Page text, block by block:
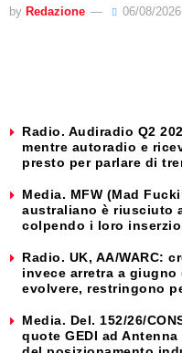
by Redazione 06/08/2026
Radio. Audiradio Q2
mentre autoradio e
presto per parlare di
Media. MFW (Mad
australiano è riusciuto
colpendo i loro
Radio. UK, AA/WARC:
invece arretra a giugno
evolvere, restringono
Media. Del. 152/26/
quote GEDI ad